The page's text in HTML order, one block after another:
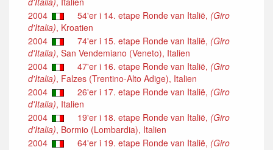
2004
54'er i 14. etape Ronde van Italië, (Giro
d'Italia), Kroatien
2004
74'er i 15. etape Ronde van Italië, (Giro
d'Italia), San Vendemiano (Veneto), Italien
2004
47'er i 16. etape Ronde van Italië, (Giro
d'Italia), Falzes (Trentino-Alto Adige), Italien
2004
26'er i 17. etape Ronde van Italië, (Giro
d'Italia), Italien
2004
19'er i 18. etape Ronde van Italië, (Giro
d'Italia), Bormio (Lombardia), Italien
2004
64'er i 19. etape Ronde van Italië, (Giro